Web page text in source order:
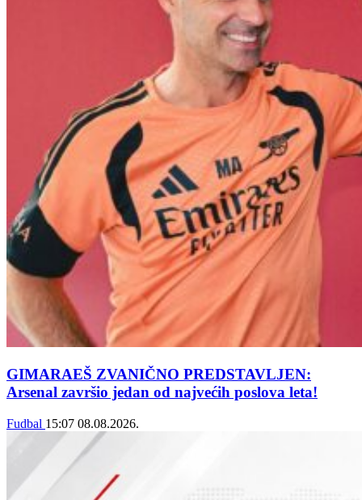
GIMARAEŠ ZVANIČNO PREDSTAVLJEN:
Arsenal završio jedan od najvećih poslova leta!
Fudbal 15:07 08.08.2026.